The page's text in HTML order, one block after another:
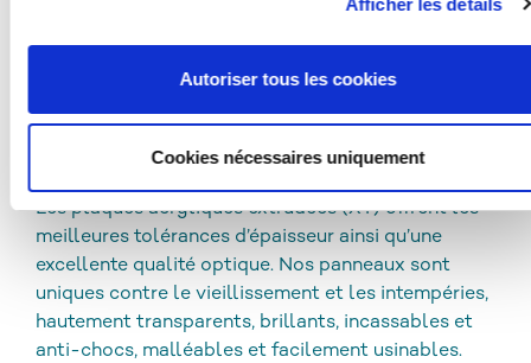
Autoriser tous les cookies
Cookies nécessaires uniquement
TÉLÉCHARGEMENTS
PLEXIGLAS® XT
Les plaques acryliques extrudées (XT) offrent les
meilleures tolérances d’épaisseur ainsi qu’une
excellente qualité optique. Nos panneaux sont
uniques contre le vieillissement et les intempéries,
hautement transparents, brillants, incassables et
anti-chocs, malléables et facilement usinables.